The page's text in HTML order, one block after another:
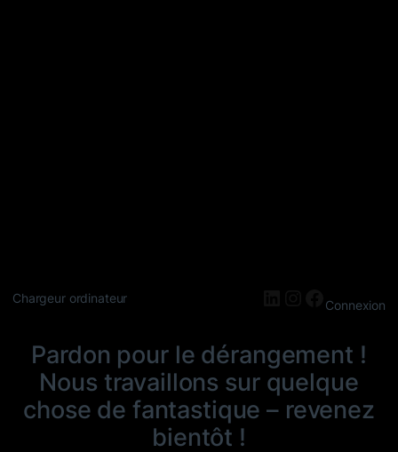
Chargeur ordinateur LinkedIn
Instagram
Connexion
Pardon pour le dérangement !
Nous travaillons sur quelque
chose de fantastique – revenez
bientôt !